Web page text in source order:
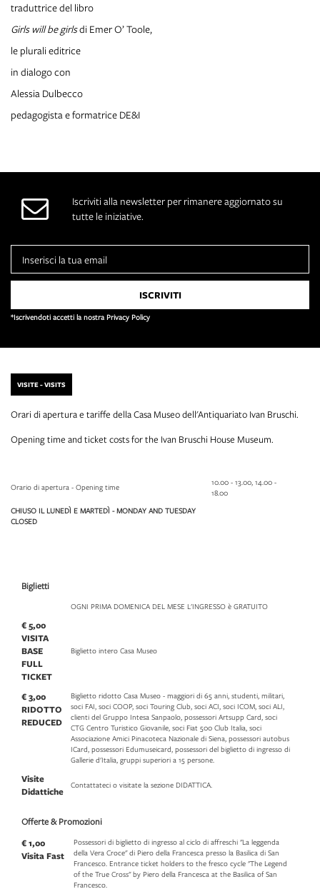
traduttrice del libro
Girls will be girlsdi Emer O’ Toole,
le plurali editrice
in dialogo con
Alessia Dulbecco
pedagogista e formatrice DE&I
Iscriviti alla newsletter per rimanere aggiornato su
tutte le iniziative.
*Iscrivendoti accetti la nostra Privacy Policy
VISITE - VISITS
Orari di apertura e tariffe della Casa Museo dell'Antiquariato Ivan Bruschi.
Opening time and ticket costs for the Ivan Bruschi House Museum.
Orario di apertura - Opening time
10.00 - 13.00, 14.00 -
18.00
CHIUSO IL LUNEDÌ E MARTEDÌ - MONDAY AND TUESDAY
CLOSED
Biglietti
OGNI PRIMA DOMENICA DEL MESE L'INGRESSO è GRATUITO
€ 5,00
VISITA
BASE
FULL
TICKET
Biglietto intero Casa Museo
€ 3,00
RIDOTTO
REDUCED
Biglietto ridotto Casa Museo - maggiori di 65 anni, studenti, militari,
soci FAI, soci COOP, soci Touring Club, soci ACI, soci ICOM, soci ALI,
clienti del Gruppo Intesa Sanpaolo, possessori Artsupp Card, soci
CTG Centro Turistico Giovanile, soci Fiat 500 Club Italia, soci
Associazione Amici Pinacoteca Nazionale di Siena, possessori autobus
ICard, possessori Edumuseicard, possessori del biglietto di ingresso di
Gallerie d'Italia, gruppi superiori a 15 persone.
Visite
Didattiche
Contattateci o visitate la sezione DIDATTICA.
Offerte & Promozioni
€ 1,00
Visita Fast
Possessori di biglietto di ingresso al ciclo di affreschi "La leggenda
della Vera Croce" di Piero della Francesca presso la Basilica di San
Francesco. Entrance ticket holders to the fresco cycle "The Legend
of the True Cross" by Piero della Francesca at the Basilica of San
Francesco.